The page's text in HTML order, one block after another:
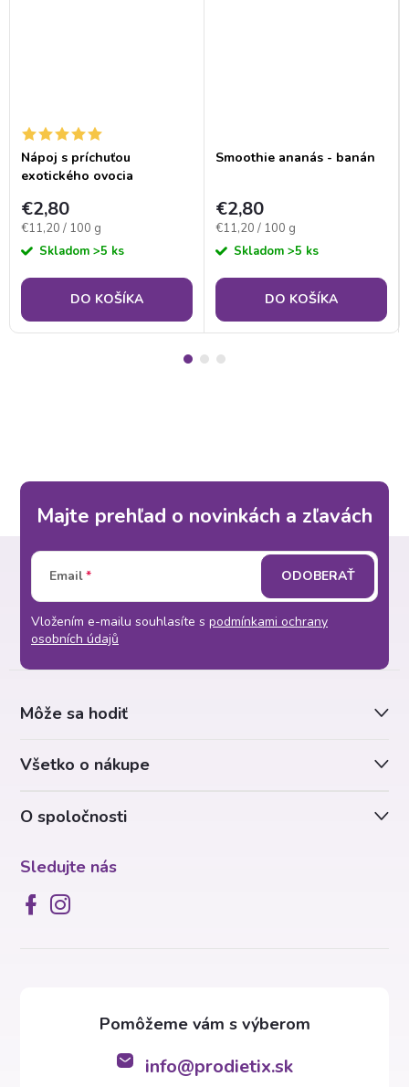
Nápoj s príchuťou
exotického ovocia
€2,80
Jednotková
cena:
€11,20 / 100 g
Skladom >5 ks
DO KOŠÍKA
Smoothie ananás - banán
€2,80
Jednotková
cena:
€11,20 / 100 g
Skladom >5 ks
DO KOŠÍKA
Majte prehľad o novinkách a zľavách
Email
Vložením e-mailu souhlasíte s podmínkami ochrany
osobních údajů
ODOBERAŤ
O spoločnosti
Sledujte nás
Môže sa hodiť
Všetko o nákupe
info@prodietix.sk